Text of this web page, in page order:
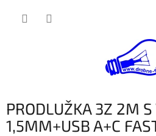
PRODLUŽKA 3Z 2M S
1,5MM+USB A+C